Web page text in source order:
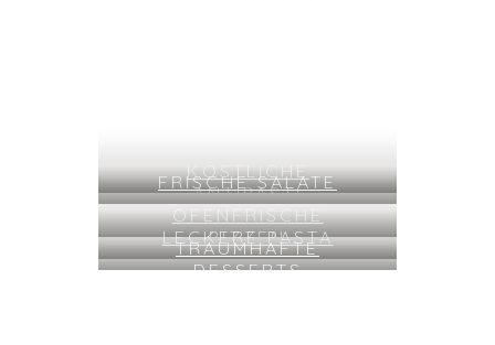
KÖSTLICHE
ANTIPASTI
FRISCHE SALATE
OFENFRISCHE
PIZZEN
LECKERE PASTA
TRAUMHAFTE
DESSERTS